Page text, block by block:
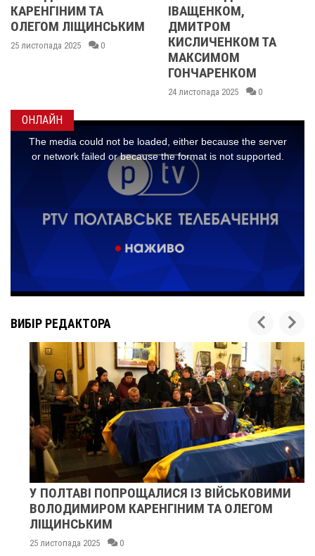
ТА
ЛІЩИНСЬКИМ
2025 0
ІВАЩЕНКОМ,
ДМИТРОМ
КИСЛИЧЕНКОМ ТА
МАКСИМОМ
ГОНЧАРЕНКОМ
24 листопада 2025 0
ОНЛАЙН
ВИБІР РЕДАКТОРА
У ПОЛТАВІ ПОПРОЩАЛИСЯ ІЗ ВІЙСЬКОВИМИ
ВОЛОДИМИРОМ КАРЕНГІНИМ ТА ОЛЕГОМ
ЛІЩИНСЬКИМ
25 листопада 2025 0